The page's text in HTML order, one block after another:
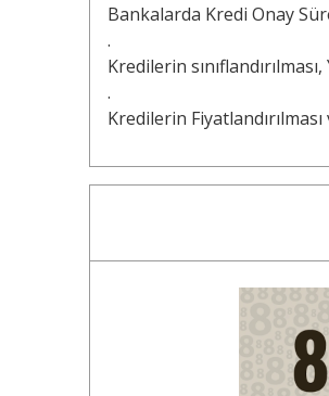
Bankalarda Kredi Onay
.
Kredilerin
.
Kredilerin